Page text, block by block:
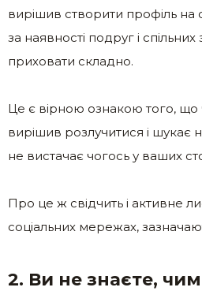
вирішив створити профіль на
за наявності подруг і
приховати складно.
Це є вірною ознакою того, що
вирішив розлучитися і
не вистачає чогось у ваших
Про це ж свідчить і активне
соціальних мережах,
2. Ви не знаєте,